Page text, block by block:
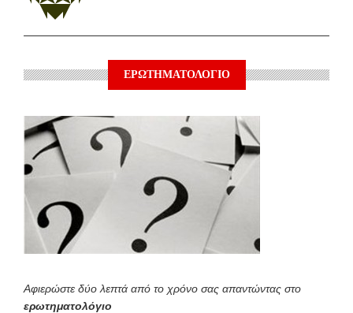
ΕΡΩΤΗΜΑΤΟΛΟΓΙΟ
Αφιερώστε δύο λεπτά από το χρόνο σας απαντώντας στο
ερωτηματολόγιο